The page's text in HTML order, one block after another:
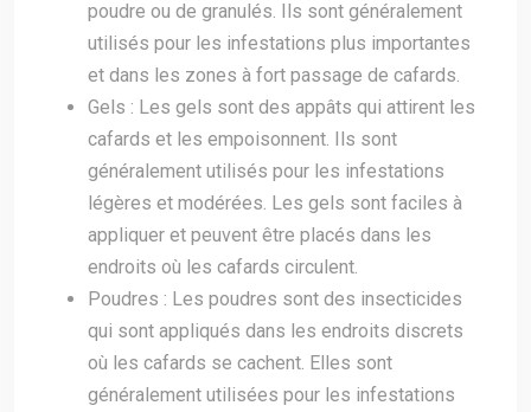
poudre ou de granulés. Ils sont généralement
utilisés pour les infestations plus importantes
et dans les zones à fort passage de cafards.
Gels : Les gels sont des appâts qui attirent les
cafards et les empoisonnent. Ils sont
généralement utilisés pour les infestations
légères et modérées. Les gels sont faciles à
appliquer et peuvent être placés dans les
endroits où les cafards circulent.
Poudres : Les poudres sont des insecticides
qui sont appliqués dans les endroits discrets
où les cafards se cachent. Elles sont
généralement utilisées pour les infestations